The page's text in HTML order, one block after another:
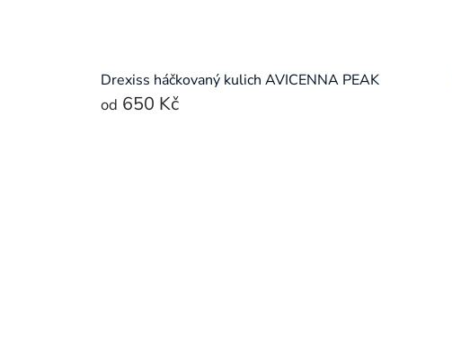
Drexiss háčkovaný kulich AVICENNA PEAK
od 650 Kč